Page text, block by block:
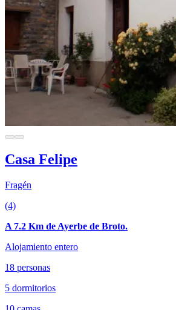
Casa Felipe
Fragén
(4)
A 7.2 Km de Ayerbe de Broto.
Alojamiento entero
18 personas
5 dormitorios